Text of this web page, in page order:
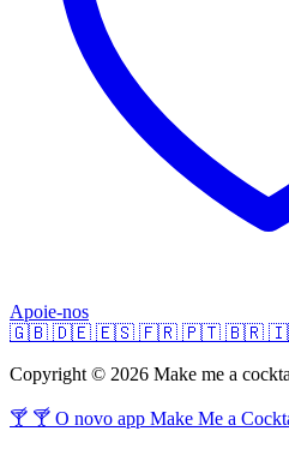
Apoie-nos
🇬🇧 🇩🇪 🇪🇸 🇫🇷 🇵🇹 🇧🇷
Copyright © 2026 Make me a
🍸 🍸 O novo app Make Me a